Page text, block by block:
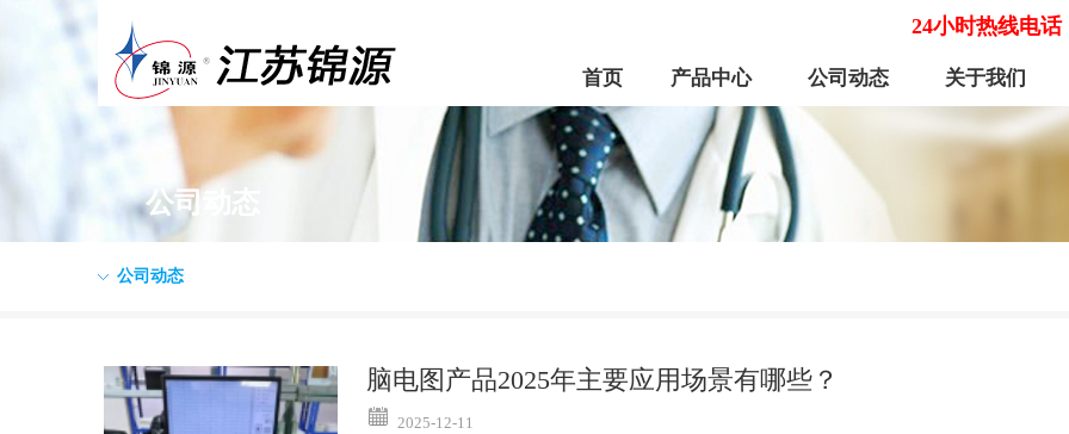
24小时热线电话
首页 产品中心 公司动态 关于我们
公司动态
公司动态
脑电图产品2025年主要应用场景有哪些？
2025-12-11